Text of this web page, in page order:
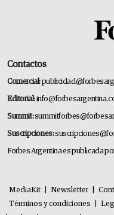
Contactos
Comercial:
Editorial:
Summit:
Suscripciones:
Forbes Argentina es publicada
MediaKit Newsletter
Términos y condiciones